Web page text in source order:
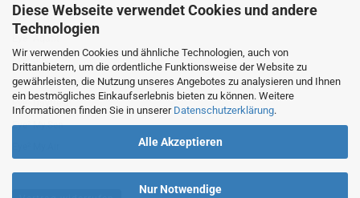
Diese Webseite verwendet Cookies und andere
Technologien
Wir verwenden Cookies und ähnliche Technologien, auch von
Drittanbietern, um die ordentliche Funktionsweise der Website zu
gewährleisten, die Nutzung unseres Angebotes zu analysieren und Ihnen
ein bestmögliches Einkaufserlebnis bieten zu können. Weitere
Informationen finden Sie in unserer Datenschutzerklärung.
Alle Akzeptieren
Nur Notwendige
Eye² Nova
Eye² Joy
Eye² Bio.F 1 Day torisch
Eye² Dayfresh
Eye² My.Sen